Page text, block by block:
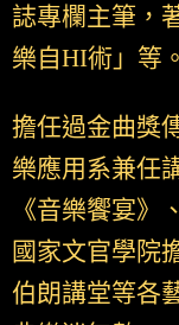
誌專欄主筆，
樂自HI術」等。
擔任過金曲獎
樂應用系兼任
《音樂饗宴》
國家文官學院
伯朗講堂等各